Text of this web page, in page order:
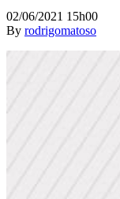
02/06/2021 15h00
By rodrigomatoso